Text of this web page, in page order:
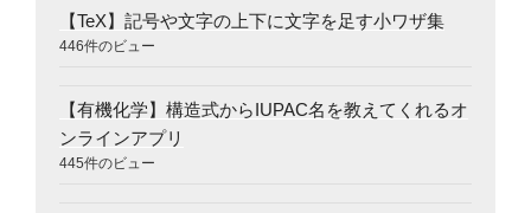
【TeX】記号や文字の上下に文字を足す小ワザ集
446件のビュー
【有機化学】構造式からIUPAC名を教えてくれるオ
ンラインアプリ
445件のビュー